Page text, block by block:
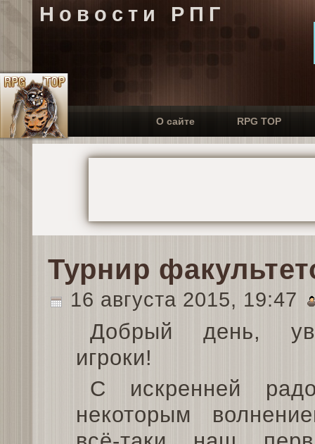
Новости РПГ
О сайте RPG TOP
Турнир
16 августа 2015, 19:47
Добрый день,
игроки!
С искренней
некоторым